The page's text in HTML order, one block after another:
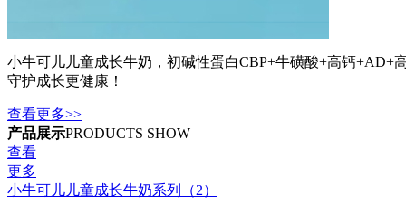
小牛可儿儿童成长牛奶，初碱性蛋白CBP+牛磺酸+高钙
守护成长更健康！
查看更多>>
产品展示PRODUCTS SHOW
查看
更多
小牛可儿儿童成长牛奶系列（2）